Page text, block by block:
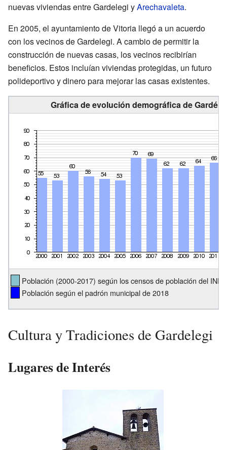
nuevas viviendas entre Gardelegi yArechavaleta.
En 2005, el ayuntamiento de Vitoria llegó a un acuerdo
con los vecinos de Gardelegi. A cambio de permitir la
construcción de nuevas casas, los vecinos recibirían
beneficios. Estos incluían viviendas protegidas, un futuro
polideportivo y dinero para mejorar las casas existentes.
Gráfica de evolución demográfica de
Población (2000-2017) según los censos de población del INE.
Población según el padrón municipal de 2018
Cultura y Tradiciones de Gardelegi
Lugares de Interés